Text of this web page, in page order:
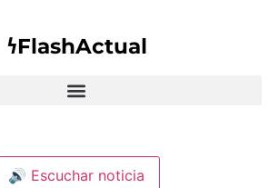
𐓏FlashActual
🔊 Escuchar noticia